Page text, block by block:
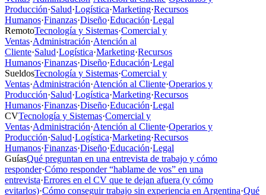
Producción·Salud·Logística·Marketing·Recursos
Humanos·Finanzas·Diseño·Educación·Legal
RemotoTecnología y Sistemas·Comercial y
Ventas·Administración·Atención al
Cliente·Salud·Logística·Marketing·Recursos
Humanos·Finanzas·Diseño·Educación·Legal
SueldosTecnología y Sistemas·Comercial y
Ventas·Administración·Atención al Cliente·Operarios y
Producción·Salud·Logística·Marketing·Recursos
Humanos·Finanzas·Diseño·Educación·Legal
CVTecnología y Sistemas·Comercial y
Ventas·Administración·Atención al Cliente·Operarios y
Producción·Salud·Logística·Marketing·Recursos
Humanos·Finanzas·Diseño·Educación·Legal
GuíasQué preguntan en una entrevista de trabajo y cómo
responder·Cómo responder “hablame de vos” en una
entrevista·Errores en el CV que te dejan afuera (y cómo
evitarlos)·Cómo conseguir trabajo sin experiencia en Argentina·Qué